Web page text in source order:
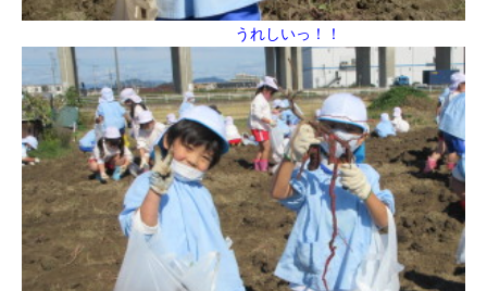
うれしいっ！！